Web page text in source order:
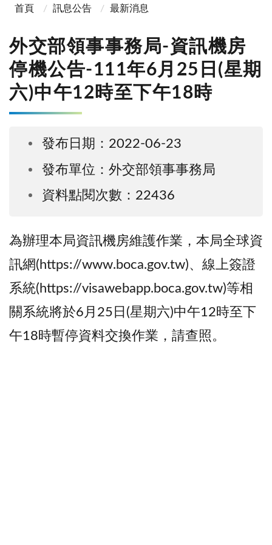
首頁 訊息公告 最新消息
外交部領事事務局-資訊機房
停機公告-111年6月25日(星期
六)中午12時至下午18時
發布日期：2022-06-23
發布單位：外交部領事事務局
資料點閱次數：22436
為辦理本局資訊機房維護作業，本局全球資
訊網(https://www.boca.gov.tw)、線上簽證
系統(https://visawebapp.boca.gov.tw)等相
關系統將於6月25日(星期六)中午12時至下
午18時暫停資料交換作業，請查照。